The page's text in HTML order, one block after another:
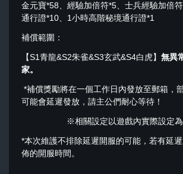
金元寶*58、經驗加倍符*5、士兵經驗加倍
通行證*10、1小時高階秘境通行證*1
補償範圍：
【S1青龍&S2朱雀&S3玄武&S4白虎】 無異
家。
*補償獎勵將在一個工作日內發放至郵箱，
可能會延遲發放，請主公們耐心等待！
※相關設定以遊戲內實際設定
*本次維護不排除延遲開服的可能，若有延
佈的開服時間。